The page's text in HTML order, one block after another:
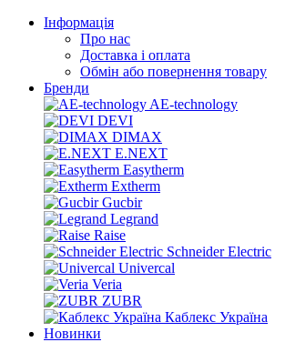
Інформація
Про нас
Доставка і оплата
Обмін або повернення товару
Бренди
AE-technology
DEVI
DIMAX
E.NEXT
Easytherm
Extherm
Gucbir
Legrand
Raise
Schneider Electric
Univercal
Veria
ZUBR
Каблекс Україна
Новинки